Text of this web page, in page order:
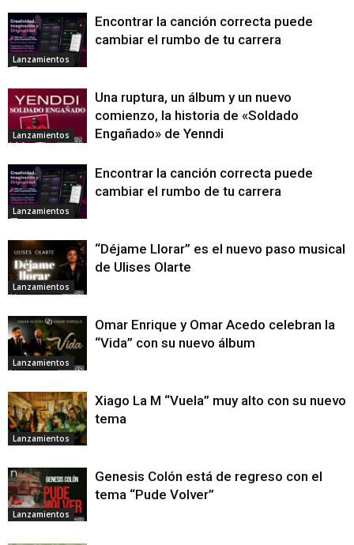
Lanzamientos
Encontrar la canción correcta puede
cambiar el rumbo de tu carrera
Lanzamientos
Una ruptura, un álbum y un nuevo
comienzo, la historia de «Soldado
Engañado» de Yenndi
Lanzamientos
Encontrar la canción correcta puede
cambiar el rumbo de tu carrera
Lanzamientos
“Déjame Llorar” es el nuevo paso musical
de Ulises Olarte
Lanzamientos
Omar Enrique y Omar Acedo celebran la
“Vida” con su nuevo álbum
Lanzamientos
Xiago La M “Vuela” muy alto con su nuevo
tema
Lanzamientos
Genesis Colón está de regreso con el
tema “Pude Volver”